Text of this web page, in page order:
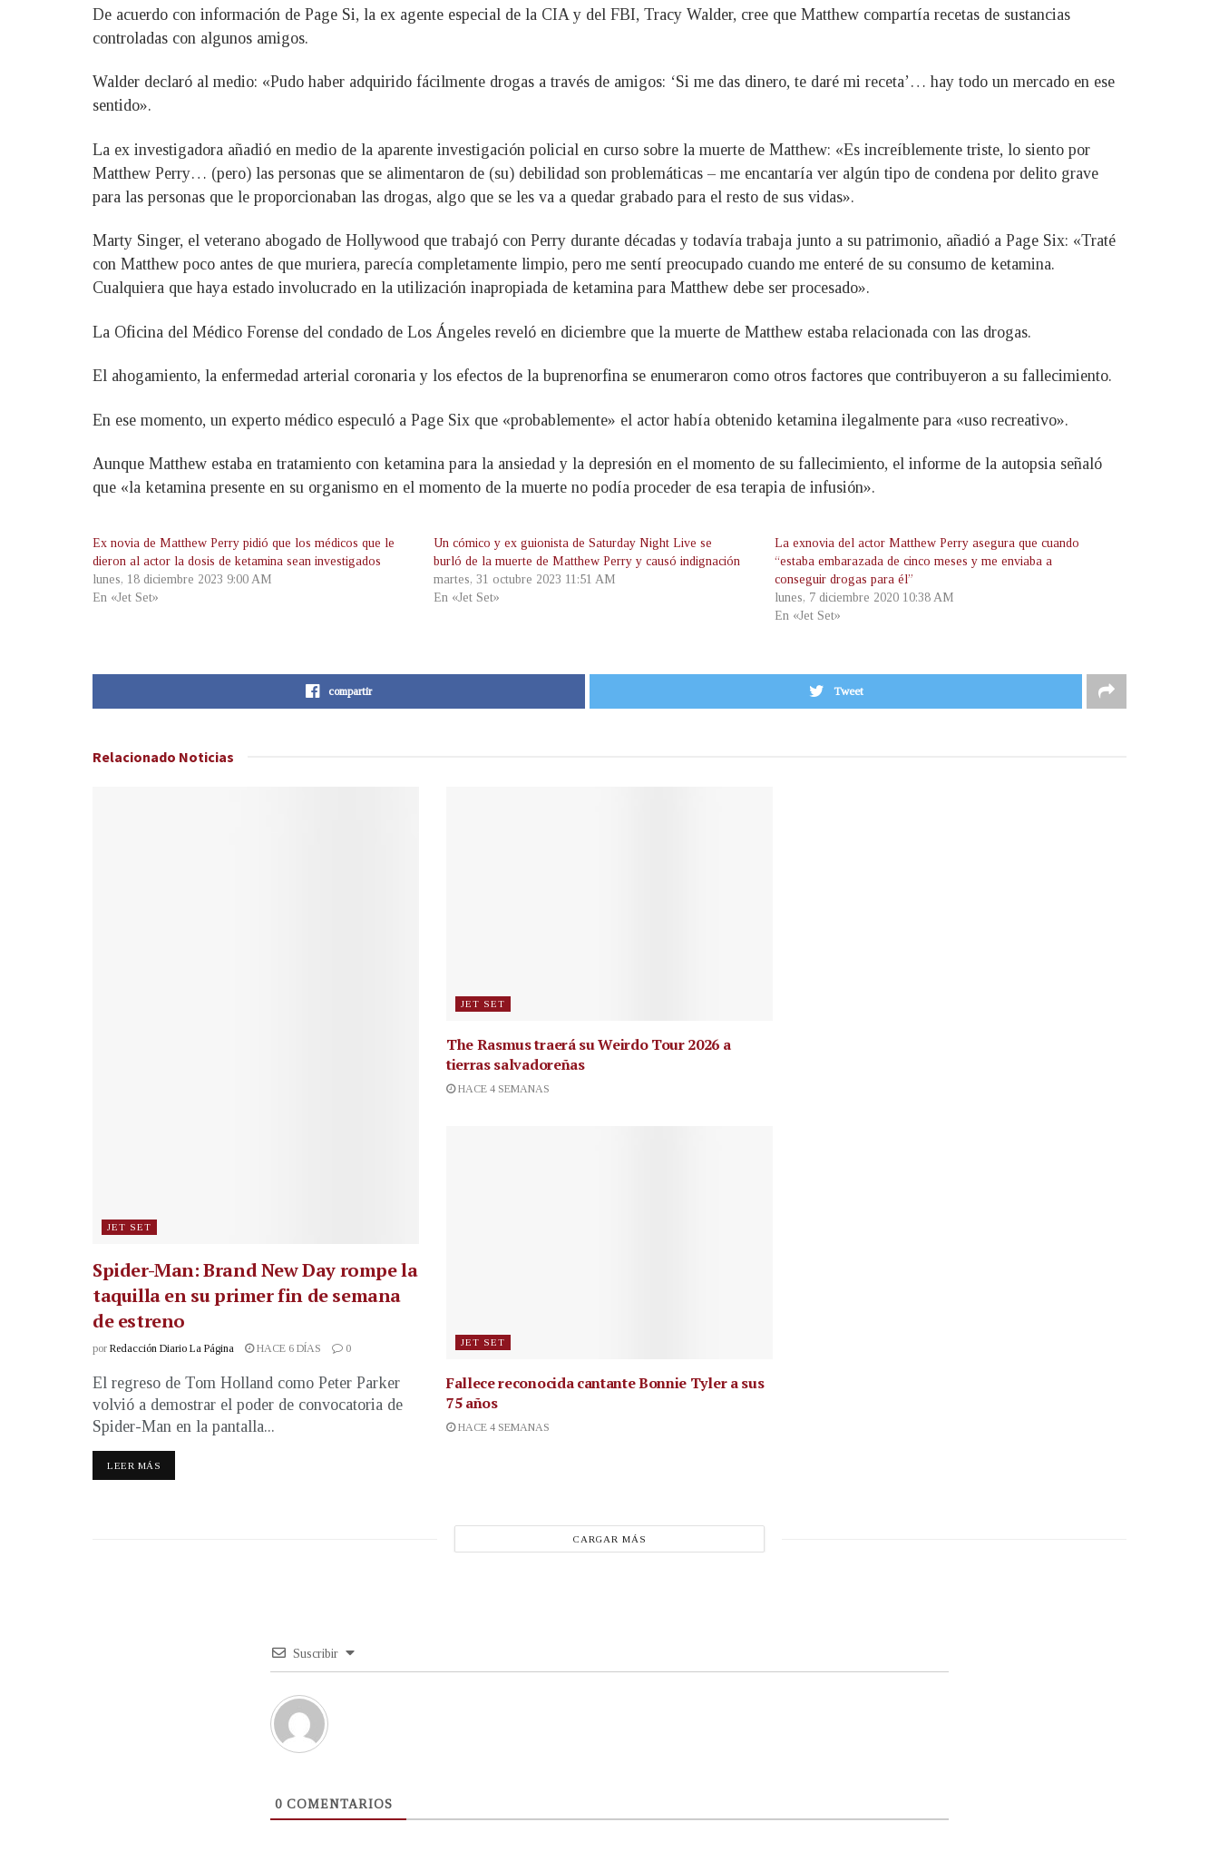
De acuerdo con información de Page Si, la ex agente especial de la CIA y del FBI, Tracy Walder, cree que Matthew compartía recetas de sustancias
controladas con algunos amigos.
Walder declaró al medio: «Pudo haber adquirido fácilmente drogas a través de amigos: ‘Si me das dinero, te daré mi receta’… hay todo un mercado en ese
sentido».
La ex investigadora añadió en medio de la aparente investigación policial en curso sobre la muerte de Matthew: «Es increíblemente triste, lo siento por
Matthew Perry… (pero) las personas que se alimentaron de (su) debilidad son problemáticas – me encantaría ver algún tipo de condena por delito grave
para las personas que le proporcionaban las drogas, algo que se les va a quedar grabado para el resto de sus vidas».
Marty Singer, el veterano abogado de Hollywood que trabajó con Perry durante décadas y todavía trabaja junto a su patrimonio, añadió a Page Six: «Traté
con Matthew poco antes de que muriera, parecía completamente limpio, pero me sentí preocupado cuando me enteré de su consumo de ketamina.
Cualquiera que haya estado involucrado en la utilización inapropiada de ketamina para Matthew debe ser procesado».
La Oficina del Médico Forense del condado de Los Ángeles reveló en diciembre que la muerte de Matthew estaba relacionada con las drogas.
El ahogamiento, la enfermedad arterial coronaria y los efectos de la buprenorfina se enumeraron como otros factores que contribuyeron a su fallecimiento.
En ese momento, un experto médico especuló a Page Six que «probablemente» el actor había obtenido ketamina ilegalmente para «uso recreativo».
Aunque Matthew estaba en tratamiento con ketamina para la ansiedad y la depresión en el momento de su fallecimiento, el informe de la autopsia señaló
que «la ketamina presente en su organismo en el momento de la muerte no podía proceder de esa terapia de infusión».
Ex novia de Matthew Perry pidió que los médicos que le
dieron al actor la dosis de ketamina sean investigados
lunes, 18 diciembre 2023 9:00 AM
En «Jet Set»
Un cómico y ex guionista de Saturday Night Live se
burló de la muerte de Matthew Perry y causó indignación
martes, 31 octubre 2023 11:51 AM
En «Jet Set»
La exnovia del actor Matthew Perry asegura que cuando
“estaba embarazada de cinco meses y me enviaba a
conseguir drogas para él”
lunes, 7 diciembre 2020 10:38 AM
En «Jet Set»
compartir Tweet
Relacionado Noticias
JET SET
Spider-Man: Brand New Day rompe la
taquilla en su primer fin de semana
de estreno
por Redacción Diario La Página HACE 6 DÍAS 0
El regreso de Tom Holland como Peter Parker
volvió a demostrar el poder de convocatoria de
Spider-Man en la pantalla...
LEER MÁS
JET SET
The Rasmus traerá su Weirdo Tour 2026 a
tierras salvadoreñas
HACE 4 SEMANAS
JET SET
Fallece reconocida cantanteBonnie Tyler a sus
75 años
HACE 4 SEMANAS
CARGAR MÁS
Suscribir
0 COMENTARIOS